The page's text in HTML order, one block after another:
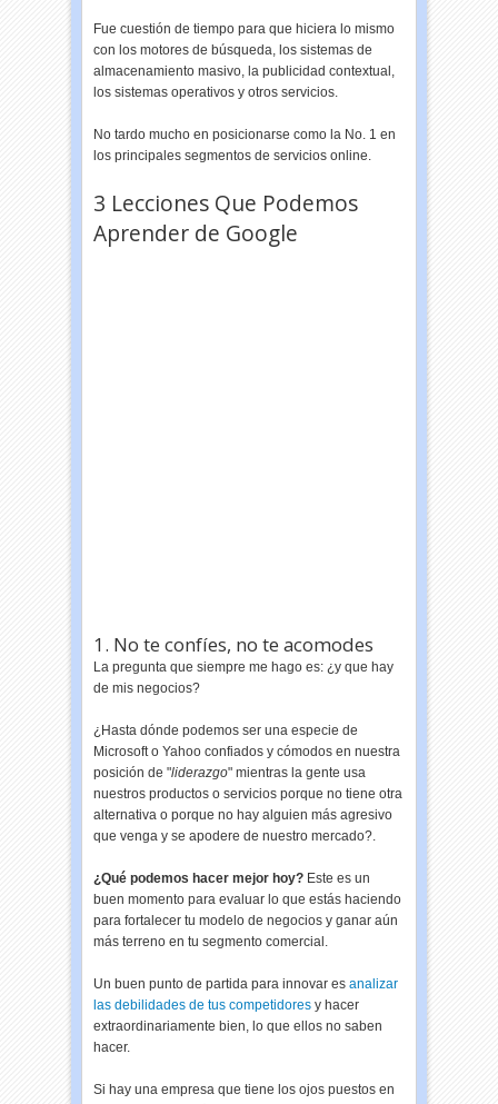
Fue cuestión de tiempo para que hiciera lo mismo
con los motores de búsqueda, los sistemas de
almacenamiento masivo, la publicidad contextual,
los sistemas operativos y otros servicios.
No tardo mucho en posicionarse como la No. 1 en
los principales segmentos de servicios online.
3 Lecciones Que Podemos
Aprender de Google
1. No te confíes, no te acomodes
La pregunta que siempre me hago es: ¿y que hay
de mis negocios?
¿Hasta dónde podemos ser una especie de
Microsoft o Yahoo confiados y cómodos en nuestra
posición de "liderazgo" mientras la gente usa
nuestros productos o servicios porque no tiene otra
alternativa o porque no hay alguien más agresivo
que venga y se apodere de nuestro mercado?.
¿Qué podemos hacer mejor hoy? Este es un
buen momento para evaluar lo que estás haciendo
para fortalecer tu modelo de negocios y ganar aún
más terreno en tu segmento comercial.
Un buen punto de partida para innovar esanalizar
las debilidades de tus competidores y hacer
extraordinariamente bien, lo que ellos no saben
hacer.
Si hay una empresa que tiene los ojos puestos en